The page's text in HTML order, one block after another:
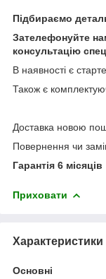
Підбираємо
Зателефонуйте
консультацію
В наявності є
Також є
Доставка новою
Повернення чи
Гарантія 6 місяців
Приховати
Характеристики
Основні